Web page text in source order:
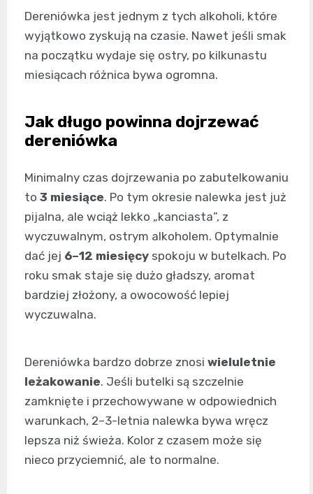
Dereniówka jest jednym z tych alkoholi, które
wyjątkowo zyskują na czasie. Nawet jeśli smak
na początku wydaje się ostry, po kilkunastu
miesiącach różnica bywa ogromna.
Jak długo powinna dojrzewać
dereniówka
Minimalny czas dojrzewania po zabutelkowaniu
to 3 miesiące. Po tym okresie nalewka jest już
pijalna, ale wciąż lekko „kanciasta”, z
wyczuwalnym, ostrym alkoholem. Optymalnie
dać jej 6–12 miesięcy spokoju w butelkach. Po
roku smak staje się dużo gładszy, aromat
bardziej złożony, a owocowość lepiej
wyczuwalna.
Dereniówka bardzo dobrze znosi wieluletnie
leżakowanie. Jeśli butelki są szczelnie
zamknięte i przechowywane w odpowiednich
warunkach, 2–3-letnia nalewka bywa wręcz
lepsza niż świeża. Kolor z czasem może się
nieco przyciemnić, ale to normalne.